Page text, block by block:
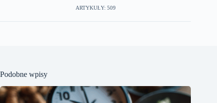
ARTYKUŁY: 509
Podobne wpisy